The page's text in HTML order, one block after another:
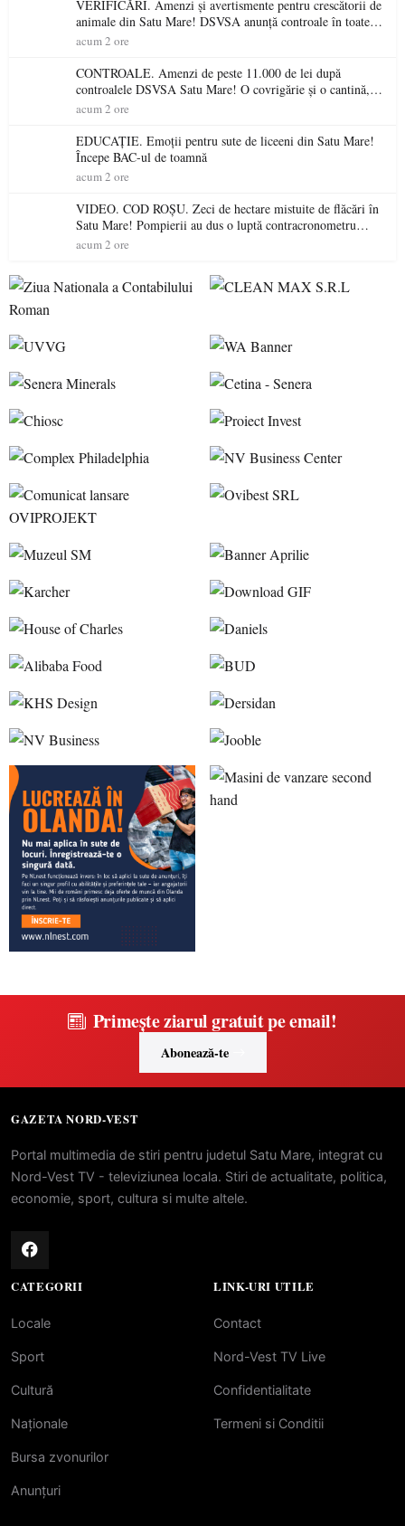
VERIFICĂRI. Amenzi și avertismente pentru crescătorii de
animale din Satu Mare! DSVSA anunță controale în toate
gospodăriile și face apel la respectarea legii
acum 2 ore
CONTROALE. Amenzi de peste 11.000 de lei după
controalele DSVSA Satu Mare! O covrigărie și o cantină,
sancționate pentru nereguli
acum 2 ore
EDUCAȚIE. Emoții pentru sute de liceeni din Satu Mare!
Începe BAC-ul de toamnă
acum 2 ore
VIDEO. COD ROȘU. Zeci de hectare mistuite de flăcări în
Satu Mare! Pompierii au dus o luptă contracronometru
pentru a salva o pădure de la dezastru
acum 2 ore
Primește ziarul gratuit pe email!
Abonează-te
GAZETA NORD-VEST
Portal multimedia de stiri pentru judetul Satu Mare, integrat cu
Nord-Vest TV - televiziunea locala. Stiri de actualitate, politica,
economie, sport, cultura si multe altele.
CATEGORII
Locale
Sport
Cultură
Naționale
Bursa zvonurilor
Anunțuri
LINK-URI UTILE
Contact
Nord-Vest TV Live
Confidentialitate
Termeni si Conditii